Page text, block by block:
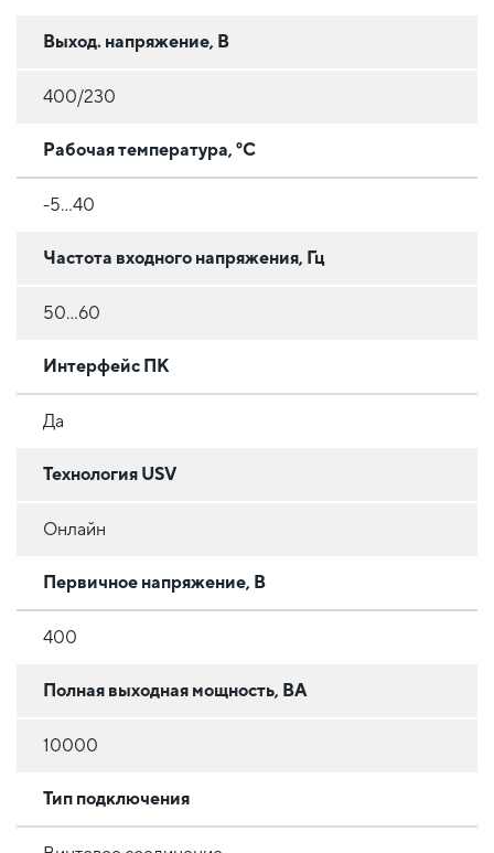
Выход. напряжение, В
400/230
Рабочая температура, °C
-5...40
Частота входного напряжения, Гц
50...60
Интерфейс ПК
Да
Технология USV
Онлайн
Первичное напряжение, В
400
Полная выходная мощность, ВА
10000
Тип подключения